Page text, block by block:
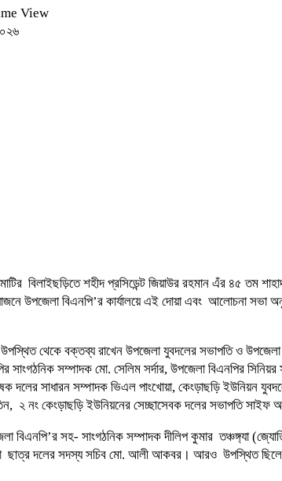
View
বিলাইছড়িতে শহীদ প্রসিডেন্ট জিয়াউর রহমান এঁর ৪৫
উপজেলা বিএনপি’র কার্যালয়ে এই দোয়া এবং আলোচনা সভা
উপস্থিত থেকে বক্তব্য রাখেন উপজেলা যুবদলের সভাপতি ও
সাংগঠনিক সম্পাদক মো. সেলিম সর্দার, উপজেলা বিএনপির
দলের সাধারন সম্পাদক ভিএল পাংখোয়া, কেংড়াছড়ি ইউনিয়ন
২ নং কেংড়াছড়ি ইউনিয়নের সেচ্ছাসেবক দলের সভাপতি
বিএনপি’র সহ- সাংগঠনিক সম্পাদক দীলিপ কুমার তঞ্চঙ্গ্যা
দলের সদস্য সচিব মো. আলী আকবর। আরও উপস্থিত ছিলেন